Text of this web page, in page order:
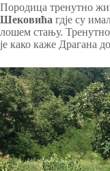
Породица тренутно
Шековића гдје су
лошем стању. Тренутно
је како каже Драгана